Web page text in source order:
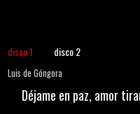
disco 1 disco 2
Luis de Góngora
Déjame en paz, amor